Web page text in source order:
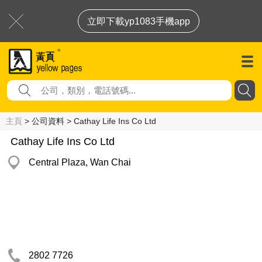
立即下載yp1083手機app
主頁 > 公司資料 > Cathay Life Ins Co Ltd
Cathay Life Ins Co Ltd
Central Plaza, Wan Chai
2802 7726